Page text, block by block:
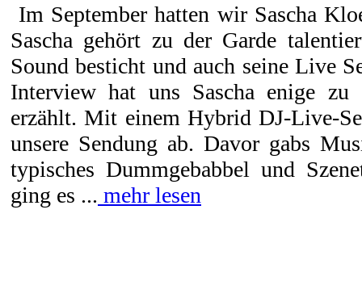
Im September hatten wir Sascha
Sascha gehört zu der Garde
Sound besticht und auch seine Live
Interview hat uns Sascha enige
erzählt. Mit einem Hybrid DJ-Live-
unsere Sendung ab. Davor gabs
typisches Dummgebabbel und
ging es ... mehr lesen